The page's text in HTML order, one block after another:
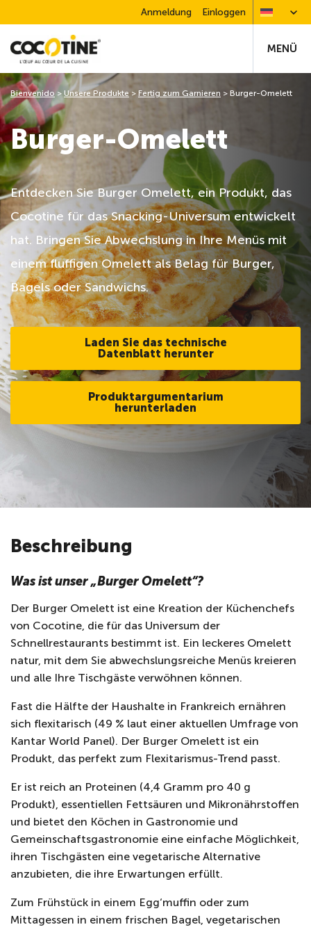
Anmeldung Einloggen
MENÜ
Burger-Omelett
Entdecken Sie Burger Omelett, ein Produkt, das
Cocotine für das Snacking-Universum entwickelt
hat. Bringen Sie Abwechslung in Ihre Menüs mit
einem fluffigen Omelett als Belag für Burger,
Bagels oder Sandwichs.
Laden Sie das technische
Datenblatt herunter
Produktargumentarium
herunterladen
Bienvenido > Unsere Produkte> Fertig zum Garnieren > Burger-Omelett
Beschreibung
Was ist unser „BurgerOmelett“?
Der Burger Omelett ist eine Kreation der Küchenchefs
von Cocotine, die für das Universum der
Schnellrestaurants bestimmt ist. Ein leckeres Omelett
natur, mit dem Sie abwechslungsreiche Menüs kreieren
und alle Ihre Tischgäste verwöhnen können.
Fast die Hälfte der Haushalte in Frankreich ernähren
sich flexitarisch (49 % laut einer aktuellen Umfrage von
Kantar World Panel). Der Burger Omelett ist ein
Produkt, das perfekt zum Flexitarismus-Trend passt.
Er ist reich an Proteinen (4,4 Gramm pro 40 g
Produkt), essentiellen Fettsäuren und Mikronährstoffen
und bietet den Köchen in Gastronomie und
Gemeinschaftsgastronomie eine einfache Möglichkeit,
ihren Tischgästen eine vegetarische Alternative
anzubieten, die ihre Erwartungen erfüllt.
Zum Frühstück in einem Egg‘muffin oder zum
Mittagessen in einem frischen Bagel, vegetarischen